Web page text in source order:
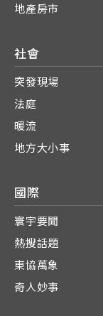
地產房市
社會
突發現場
法庭
暖流
地方大小事
國際
寰宇要聞
熱搜話題
東協萬象
奇人妙事